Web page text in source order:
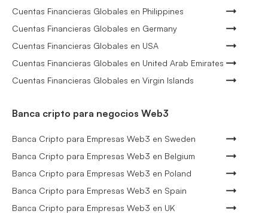
Cuentas Financieras Globales en Philippines
Cuentas Financieras Globales en Germany
Cuentas Financieras Globales en USA
Cuentas Financieras Globales en United Arab Emirates
Cuentas Financieras Globales en Virgin Islands
Banca cripto para negocios Web3
Banca Cripto para Empresas Web3 en Sweden
Banca Cripto para Empresas Web3 en Belgium
Banca Cripto para Empresas Web3 en Poland
Banca Cripto para Empresas Web3 en Spain
Banca Cripto para Empresas Web3 en UK